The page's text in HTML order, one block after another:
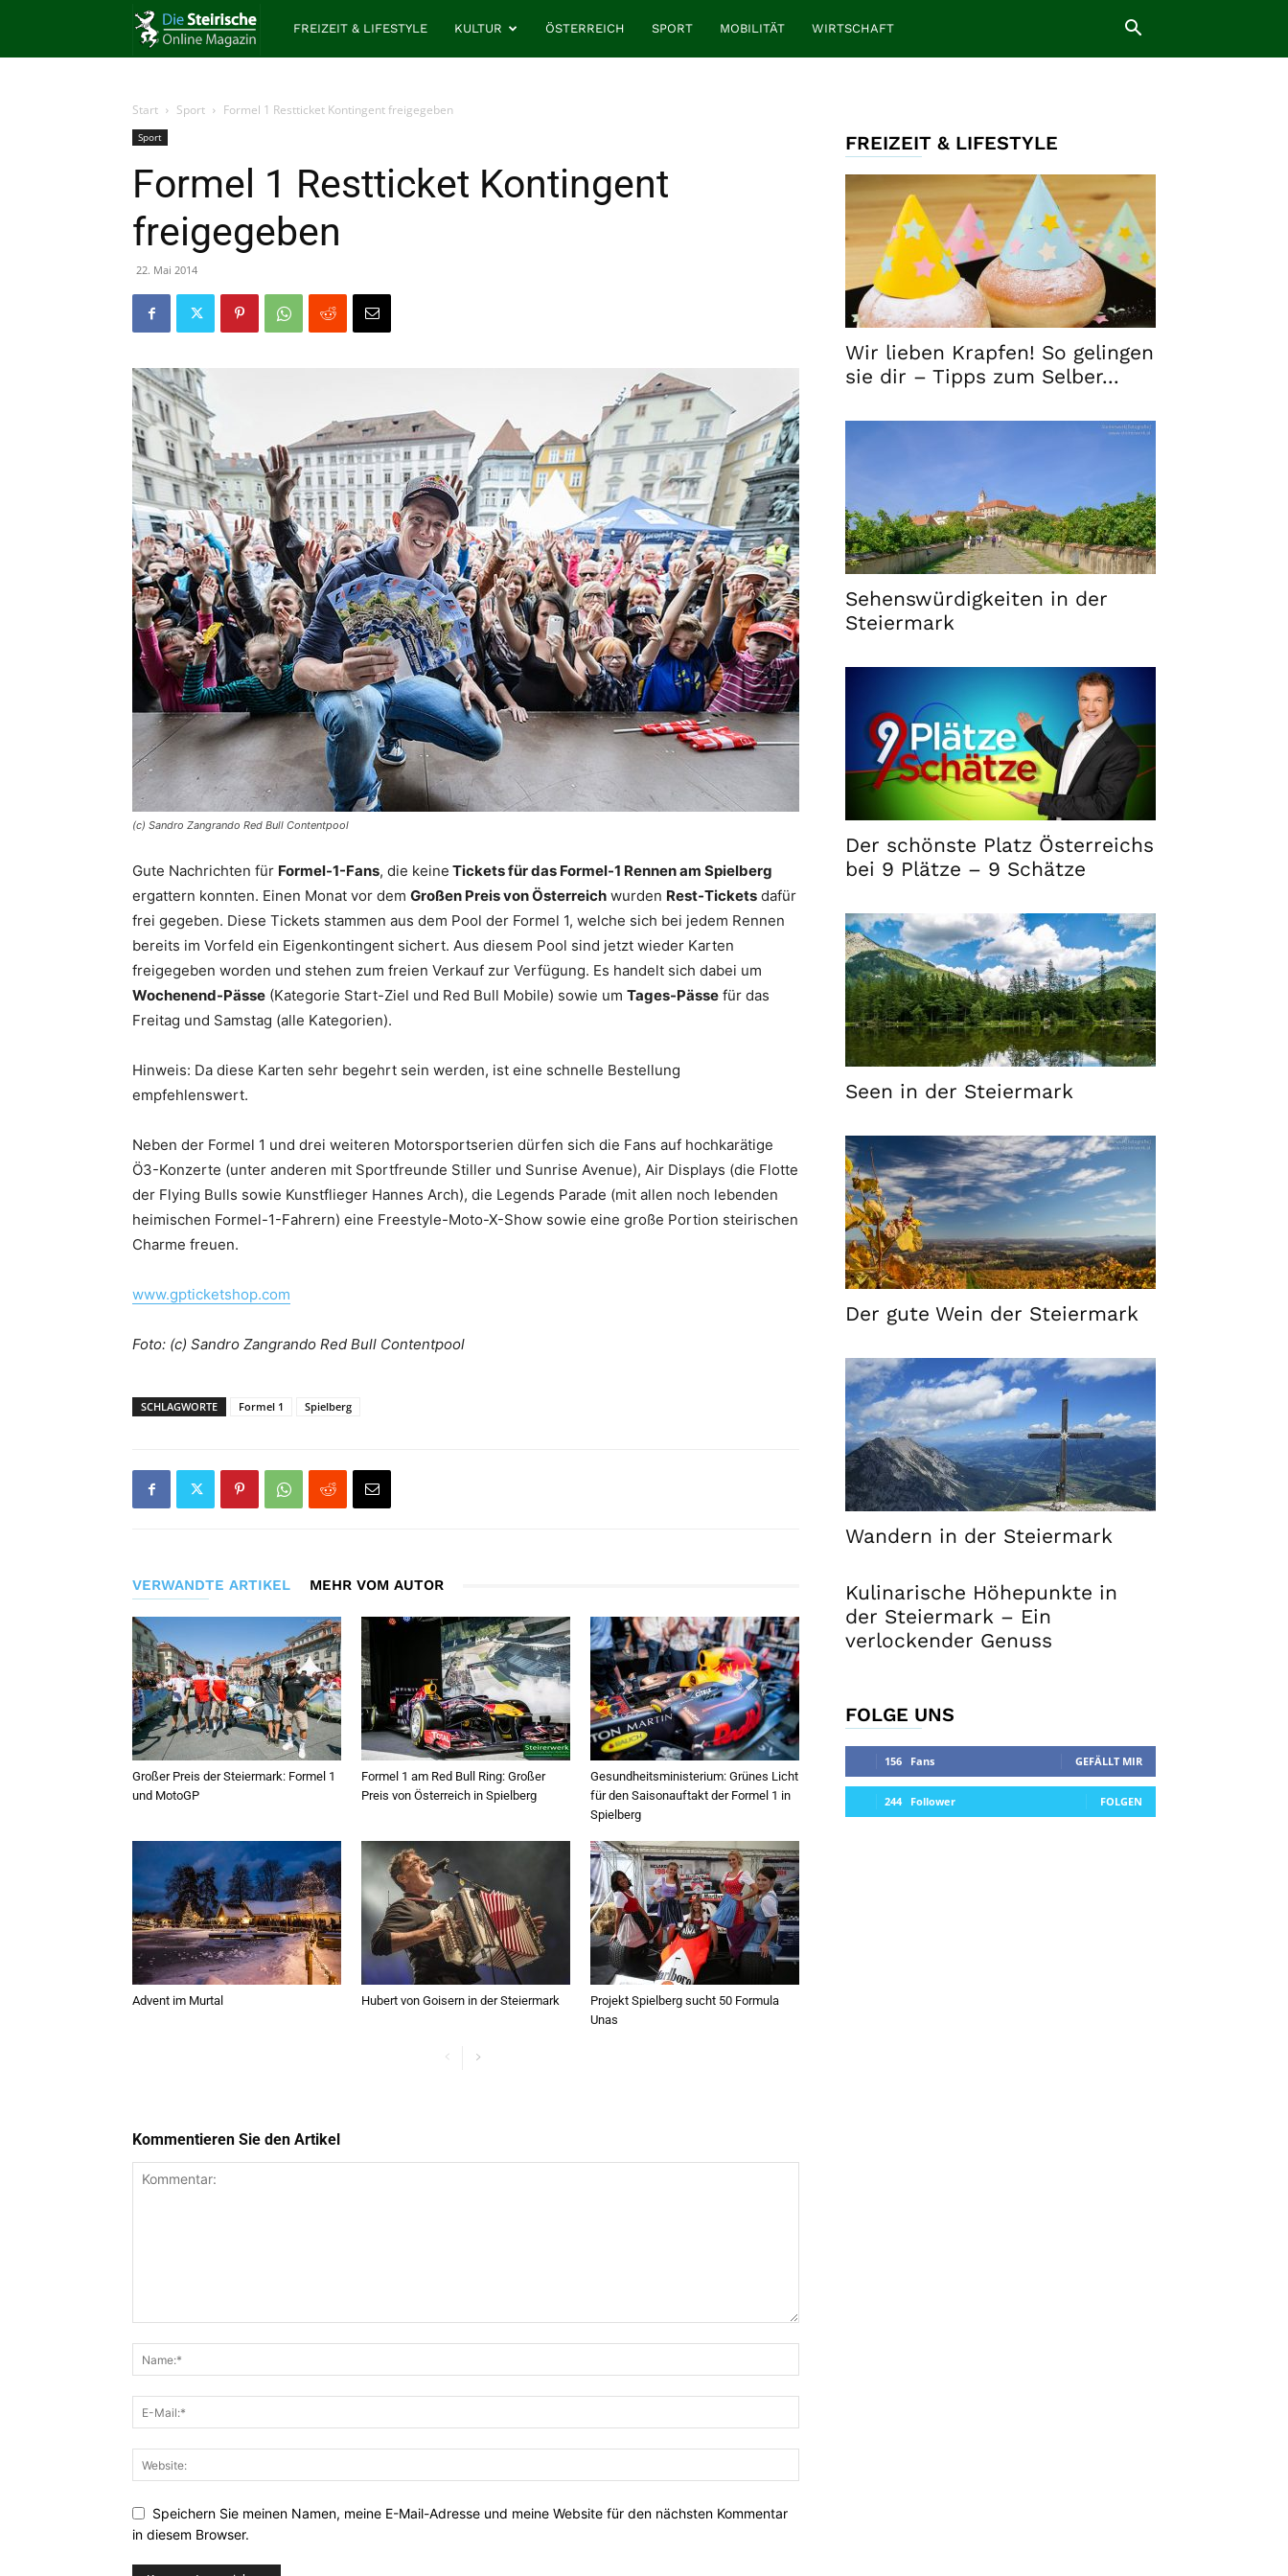
DieFREIZEIT & LIFESTYLE KULTUR ÖSTERREICH SPORT MOBILITÄT WIRTSCHAFT
Start Sport Formel 1 Restticket Kontingent freigegeben
Sport
Formel 1 Restticket Kontingent
freigegeben
22. Mai 2014
(c) Sandro Zangrando Red Bull Contentpool
Gute Nachrichten für Formel-1-Fans, die keine Tickets für das Formel-1 Rennen am Spielberg
ergattern konnten. Einen Monat vor dem Großen Preis von Österreich wurden Rest-Tickets dafür
frei gegeben. Diese Tickets stammen aus dem Pool der Formel 1, welche sich bei jedem Rennen
bereits im Vorfeld ein Eigenkontingent sichert. Aus diesem Pool sind jetzt wieder Karten
freigegeben worden und stehen zum freien Verkauf zur Verfügung. Es handelt sich dabei um
Wochenend-Pässe (Kategorie Start-Ziel und Red Bull Mobile) sowie um Tages-Pässe für das
Freitag und Samstag (alle Kategorien).
Hinweis: Da diese Karten sehr begehrt sein werden, ist eine schnelle Bestellung
empfehlenswert.
Neben der Formel 1 und drei weiteren Motorsportserien dürfen sich die Fans auf hochkarätige
Ö3-Konzerte (unter anderen mit Sportfreunde Stiller und Sunrise Avenue), Air Displays (die Flotte
der Flying Bulls sowie Kunstflieger Hannes Arch), die Legends Parade (mit allen noch lebenden
heimischen Formel-1-Fahrern) eine Freestyle-Moto-X-Show sowie eine große Portion steirischen
Charme freuen.
www.gpticketshop.com
Foto: (c) Sandro Zangrando Red Bull Contentpool
SCHLAGWORTE Formel 1 Spielberg
VERWANDTE ARTIKEL MEHR VOM AUTOR
Großer Preis der Steiermark: Formel 1
und MotoGP
Formel 1 am Red Bull Ring: Großer
Preis von Österreich in Spielberg
Gesundheitsministerium: Grünes Licht
für den Saisonauftakt der Formel 1 in
Spielberg
Advent im Murtal Hubert von Goisern in der Steiermark
Projekt Spielberg sucht 50 Formula
Unas
Kommentieren Sie den Artikel
Speichern Sie meinen Namen, meine E-Mail-Adresse und meine Website für den nächsten Kommentar
in diesem Browser.
FREIZEIT & LIFESTYLE
Wir lieben Krapfen! So gelingen
sie dir – Tipps zum Selber...
Sehenswürdigkeiten in der
Steiermark
Der schönste Platz Österreichs
bei 9 Plätze – 9 Schätze
Seen in der Steiermark
Der gute Wein der Steiermark
Wandern in der Steiermark
Kulinarische Höhepunkte in
der Steiermark – Ein
verlockender Genuss
FOLGE UNS
156 Fans GEFÄLLT MIR
244 Follower FOLGEN